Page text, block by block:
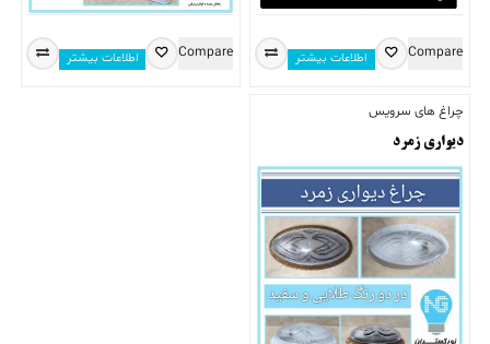
اطلاعات بیشتر Compare اطلاعات بیشتر Compare
چراغ های سرویس
دیواری زمرد